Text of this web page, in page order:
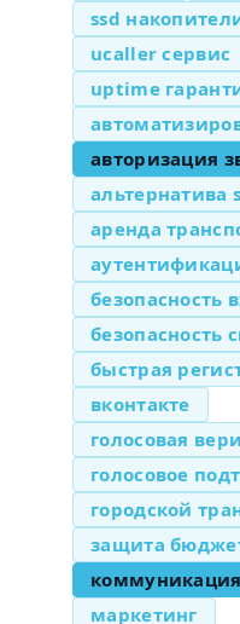
ssd
ucaller сервис
uptime
авторизация
альтернатива
аренда
безопасность
безопасность
быстрая
вконтакте
голосовая
голосовое
городской
защита
маркетинг